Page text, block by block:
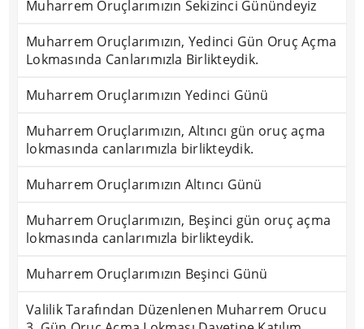
Muharrem Oruçlarımızın Sekizinci Günündeyiz
Muharrem Oruçlarımızın, Yedinci Gün Oruç Açma
Lokmasında Canlarımızla Birlikteydik.
Muharrem Oruçlarımızın Yedinci Günü
Muharrem Oruçlarımızın, Altıncı gün oruç açma
lokmasında canlarımızla birlikteydik.
Muharrem Oruçlarımızın Altıncı Günü
Muharrem Oruçlarımızın, Beşinci gün oruç açma
lokmasında canlarımızla birlikteydik.
Muharrem Oruçlarımızın Beşinci Günü
Valilik Tarafından Düzenlenen Muharrem Orucu